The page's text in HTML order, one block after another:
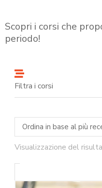
Scopri i corsi che
periodo!
Filtra i corsi
Visualizzazione del